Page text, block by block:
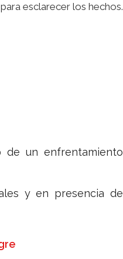
esclarecer los hechos.
de un enfrentamiento
y en presencia de